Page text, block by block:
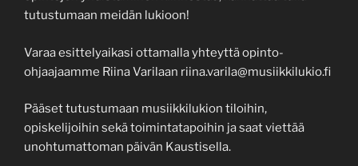
tutustumaan meidän lukioon!
Varaa esittelyaikasi ottamalla yhteyttä opinto-
ohjaajaamme Riina Varilaan riina.varila@musiikkilukio.fi
Pääset tutustumaan musiikkilukion tiloihin,
opiskelijoihin sekä toimintatapoihin ja saat viettää
unohtumattoman päivän Kaustisella.